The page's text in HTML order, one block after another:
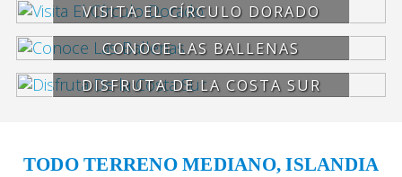
VISITA EL CÍRCULO DORADO
CONOCE LAS BALLENAS
DISFRUTA DE LA COSTA SUR
TODO TERRENO MEDIANO, ISLANDIA